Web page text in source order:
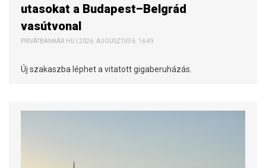
utasokat a Budapest–Belgrád
vasútvonal
PRIVÁTBANKÁR.HU | 2026. AUGUSZTUS 6. 16:49
Új szakaszba léphet a vitatott gigaberuházás.